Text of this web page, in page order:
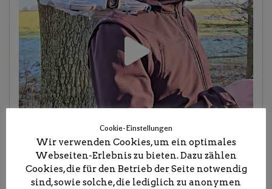
Cookie-Einstellungen
Wir verwenden Cookies, um ein optimales
Webseiten-Erlebnis zu bieten. Dazu zählen
Cookies, die für den Betrieb der Seite notwendig
sind, sowie solche, die lediglich zu anonymen